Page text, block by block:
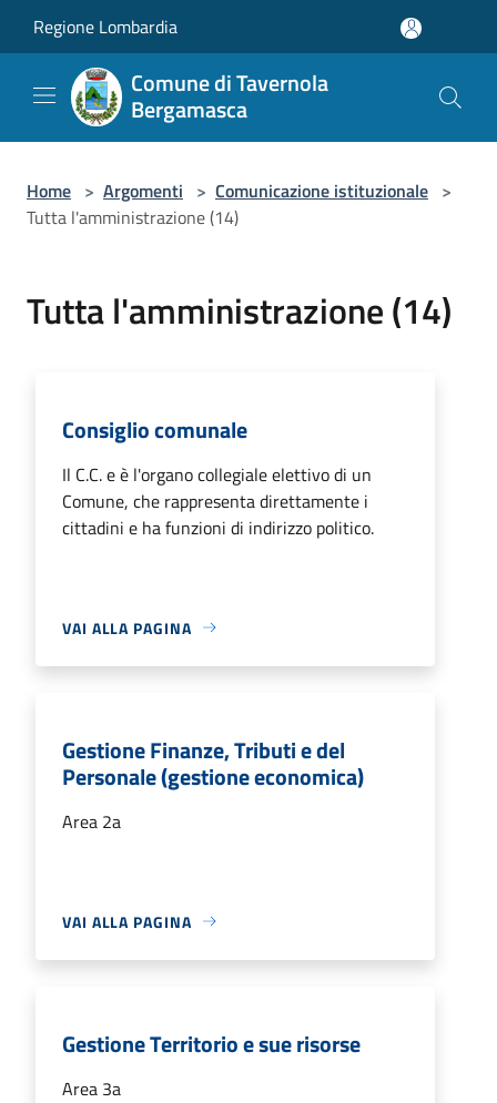
Regione Lombardia
Comune di Tavernola
Bergamasca
Home > Argomenti > Comunicazione istituzionale >
Tutta l'amministrazione (14)
Tutta l'amministrazione (14)
Consiglio comunale
Il C.C. e è l'organo collegiale elettivo di un
Comune, che rappresenta direttamente i
cittadini e ha funzioni di indirizzo politico.
VAI ALLA PAGINA
Gestione Finanze, Tributi e del
Personale (gestione economica)
Area 2a
VAI ALLA PAGINA
Gestione Territorio e sue risorse
Area 3a